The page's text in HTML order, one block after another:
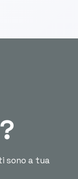
sono a tua